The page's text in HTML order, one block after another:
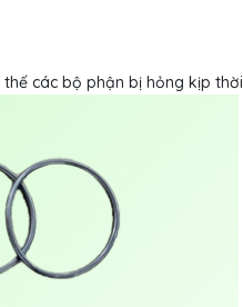
các bộ phận bị hỏng kịp thời.